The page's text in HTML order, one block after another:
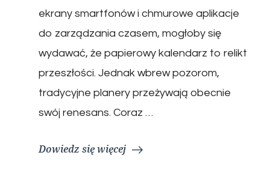
ekrany smartfonów i chmurowe aplikacje
do zarządzania czasem, mogłoby się
wydawać, że papierowy kalendarz to relikt
przeszłości. Jednak wbrew pozorom,
tradycyjne planery przeżywają obecnie
swój renesans. Coraz …
Dowiedz się więcej